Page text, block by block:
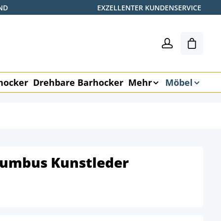
EXZELLENTER KUNDENSERVICE
Drehbare Barhocker Mehr Möbel
Kunstleder